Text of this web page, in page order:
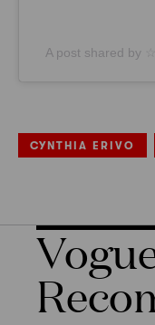
A post shared by
CYNTHIA ERIVO